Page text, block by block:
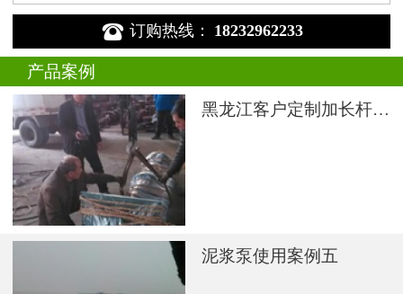
 订购热线： 18232962233
产品案例
黑龙江客户定制加长杆液下渣浆泵
泥浆泵使用案例五